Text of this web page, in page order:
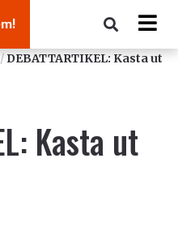
DEBATTARTIKEL: Kasta ut
Kasta ut